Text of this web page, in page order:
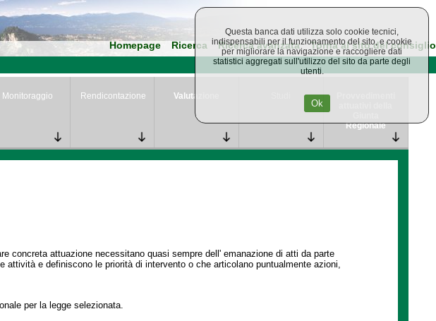
Homepage Ricerca Ricerca avanzata Torna al sito del consiglio
Monitoraggio Rendicontazione Valutazione
Regionale
concreta attuazione necessitano quasi sempre dell' emanazione di atti da parte
attività e definiscono le priorità di intervento o che articolano puntualmente azioni,
per la legge selezionata.
Questa banca dati utilizza solo cookie tecnici,
indispensabili per il funzionamento del sito, e cookie
per migliorare la navigazione e raccogliere dati
statistici aggregati sull'utilizzo del sito da parte degli
utenti.
Ok